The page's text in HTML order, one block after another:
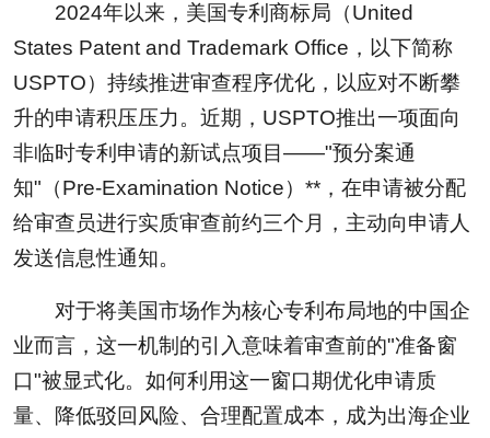
2024年以来，美国专利商标局（United
States Patent and Trademark Office，以下简称
USPTO）持续推进审查程序优化，以应对不断攀
升的申请积压压力。近期，USPTO推出一项面向
非临时专利申请的新试点项目——"预分案通
知"（Pre-Examination Notice）**，在申请被分配
给审查员进行实质审查前约三个月，主动向申请人
发送信息性通知。
对于将美国市场作为核心专利布局地的中国企
业而言，这一机制的引入意味着审查前的"准备窗
口"被显式化。如何利用这一窗口期优化申请质
量、降低驳回风险、合理配置成本，成为出海企业